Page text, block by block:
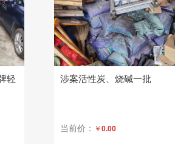
轻
涉案活性炭、烧碱一批
当前价： ￥ 0.00